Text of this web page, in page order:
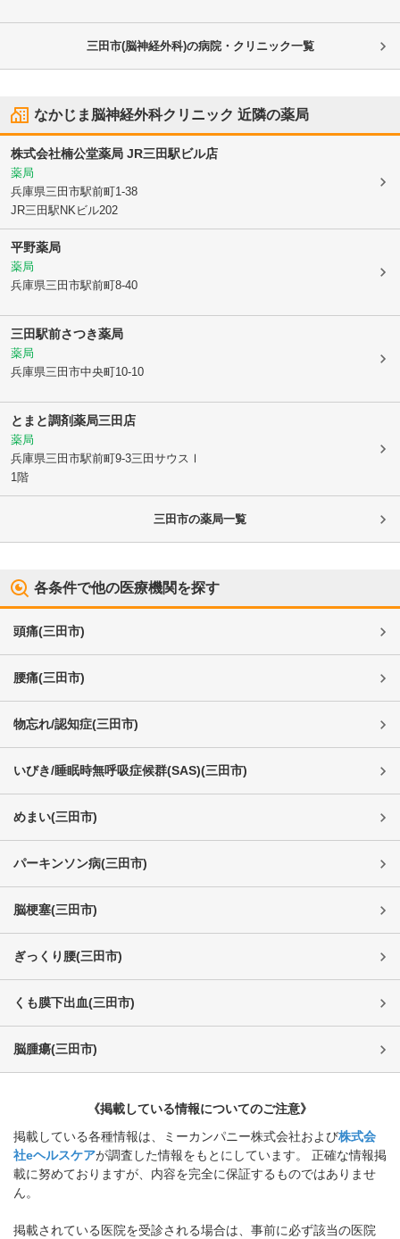
三田市(脳神経外科)の病院・クリニック一覧
なかじま脳神経外科クリニック 近隣の薬局
株式会社楠公堂薬局 JR三田駅ビル店
薬局
兵庫県三田市駅前町1-38
JR三田駅NKビル202
平野薬局
薬局
兵庫県三田市駅前町8-40
三田駅前さつき薬局
薬局
兵庫県三田市中央町10-10
とまと調剤薬局三田店
薬局
兵庫県三田市駅前町9-3三田サウスⅠ
1階
三田市の薬局一覧
各条件で他の医療機関を探す
頭痛(三田市)
腰痛(三田市)
物忘れ/認知症(三田市)
いびき/睡眠時無呼吸症候群(SAS)(三田市)
めまい(三田市)
パーキンソン病(三田市)
脳梗塞(三田市)
ぎっくり腰(三田市)
くも膜下出血(三田市)
脳腫瘍(三田市)
《掲載している情報についてのご注意》
掲載している各種情報は、ミーカンパニー株式会社および株式会
社eヘルスケアが調査した情報をもとにしています。 正確な情報掲
載に努めておりますが、内容を完全に保証するものではありませ
ん。
掲載されている医院を受診される場合は、事前に必ず該当の医院